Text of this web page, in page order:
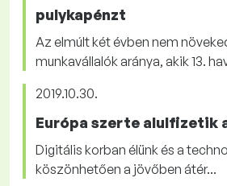
pulykapénzt
Az elmúlt két évben nem
munkavállalók aránya, akik 13.
2019.10.30.
Európa szerte alulfizetik
Digitális korban élünk és a
köszönhetően a jövőben átér...